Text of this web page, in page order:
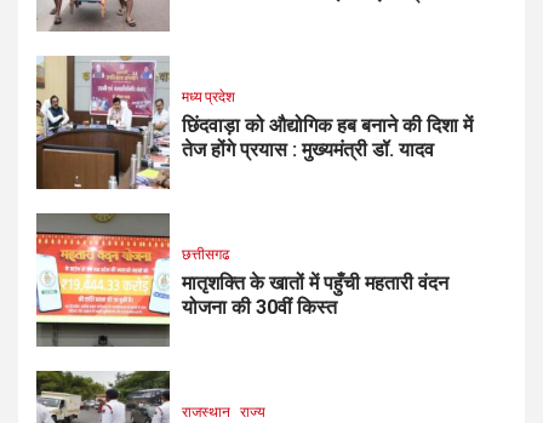
मध्य प्रदेश
छिंदवाड़ा को औद्योगिक हब बनाने की दिशा में
तेज होंगे प्रयास : मुख्यमंत्री डॉ. यादव
छत्तीसगढ
मातृशक्ति के खातों में पहुँची महतारी वंदन
योजना की 30वीं किस्त
राजस्थान राज्य